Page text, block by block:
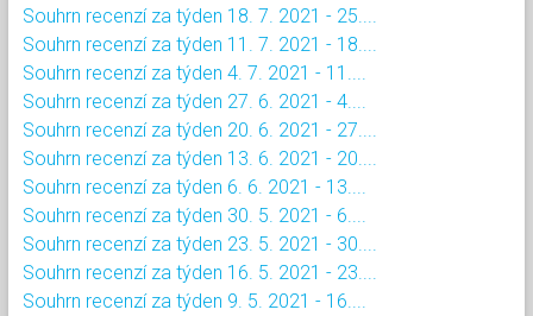
Souhrn recenzí za týden 18. 7. 2021 - 25....
Souhrn recenzí za týden 11. 7. 2021 - 18....
Souhrn recenzí za týden 4. 7. 2021 - 11....
Souhrn recenzí za týden 27. 6. 2021 - 4....
Souhrn recenzí za týden 20. 6. 2021 - 27....
Souhrn recenzí za týden 13. 6. 2021 - 20....
Souhrn recenzí za týden 6. 6. 2021 - 13....
Souhrn recenzí za týden 30. 5. 2021 - 6....
Souhrn recenzí za týden 23. 5. 2021 - 30....
Souhrn recenzí za týden 16. 5. 2021 - 23....
Souhrn recenzí za týden 9. 5. 2021 - 16....